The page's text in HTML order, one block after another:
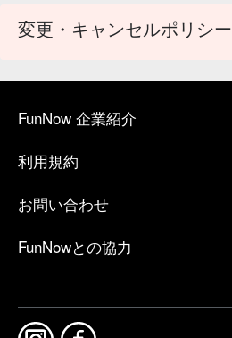
変更・キャンセルポリシー
FunNow 企業紹介
利用規約
お問い合わせ
FunNowとの協力